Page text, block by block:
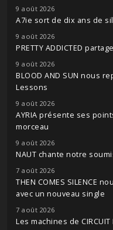
9 août 2026
A7ie sort de dix ans de
9 août 2026
PRETTY ADDICTED
9 août 2026
BLOOD AND SUN nous
Lessons
9 août 2026
AYRIA présente ses
morceau
9 août 2026
NAUT chante notre
7 août 2026
THEN COMES SILENCE
avec un nouveau single
7 août 2026
Les machines de